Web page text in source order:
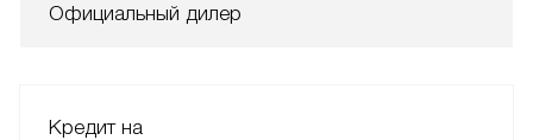
Официальный дилер
Кредит на